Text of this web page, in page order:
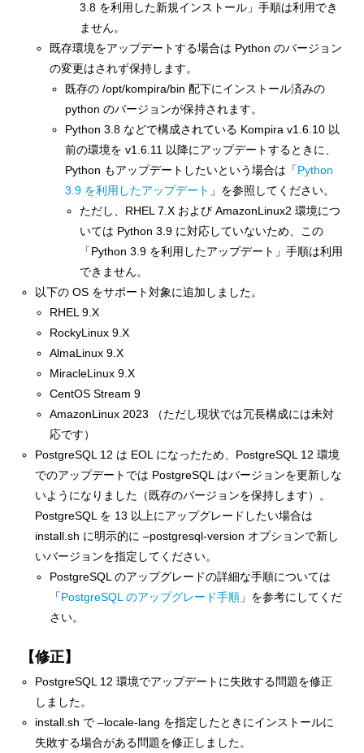
3.8 を利用した新規インストール」手順は利用でき
ません。
既存環境をアップデートする場合は Python のバージョン
の変更はされず保持します。
既存の /opt/kompira/bin 配下にインストール済みの
python のバージョンが保持されます。
Python 3.8 などで構成されている Kompira v1.6.10 以
前の環境を v1.6.11 以降にアップデートするときに、
Python もアップデートしたいという場合は「Python
3.9 を利用したアップデート 」を参照してください。
ただし、RHEL 7.X および AmazonLinux2 環境につ
いては Python 3.9 に対応していないため、この
「Python 3.9 を利用したアップデート」手順は利用
できません。
以下の OS をサポート対象に追加しました。
RHEL 9.X
RockyLinux 9.X
AlmaLinux 9.X
MiracleLinux 9.X
CentOS Stream 9
AmazonLinux 2023 （ただし現状では冗長構成には未対
応です）
PostgreSQL 12 は EOL になったため、PostgreSQL 12 環境
でのアップデートでは PostgreSQL はバージョンを更新しな
いようになりました（既存のバージョンを保持します）。
PostgreSQL を 13 以上にアップグレードしたい場合は
install.sh に明示的に –postgresql-version オプションで新し
いバージョンを指定してください。
PostgreSQL のアップグレードの詳細な手順については
「PostgreSQL のアップグレード手順 」を参考にしてくだ
さい。
【修正】
PostgreSQL 12 環境でアップデートに失敗する問題を修正
しました。
install.sh で –locale-lang を指定したときにインストールに
失敗する場合がある問題を修正しました。